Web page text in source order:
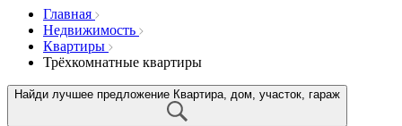
Главная
Недвижимость
Квартиры
Трёхкомнатные квартиры
Найди лучшее предложение Квартира, дом, участок, гараж